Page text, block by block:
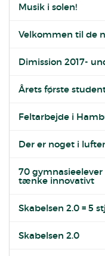
Musik i solen!
Velkommen til de
Dimission 2017-
Årets første
Feltarbejde i
Der er noget i
70
tænke innovativt
Skabelsen 2.0 = 5
Skabelsen 2.0